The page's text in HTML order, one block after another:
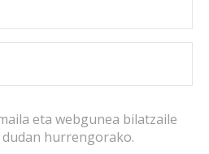
eta webgunea bilatzaile
hurrengorako.